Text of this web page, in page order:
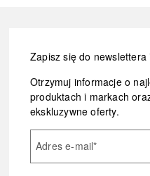
Zapisz się do
Otrzymuj informacje o
produktach i markach
ekskluzywne oferty.
Adres e-mail*